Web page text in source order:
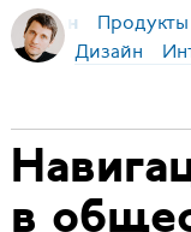
Бирман Продукты
Дизайн
в